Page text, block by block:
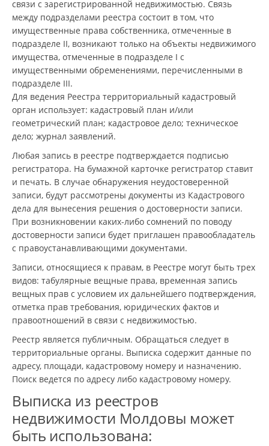
связи с зарегистрированной недвижимостью. Связь
между подразделами реестра состоит в том, что
имущественные права собственника, отмеченные в
подразделе II, возникают только на объекты недвижимого
имущества, отмеченные в подразделе I с
имущественными обременениями, перечисленными в
подразделе III.
Для ведения Реестра территориальный кадастровый
орган использует: кадастровый план и/или
геометрический план; кадастровое дело; техническое
дело; журнал заявлений.
Любая запись в реестре подтверждается подписью
регистратора. На бумажной карточке регистратор ставит
и печать. В случае обнаружения неудостоверенной
записи, будут рассмотрены документы из Кадастрового
дела для вынесения решения о достоверности записи.
При возникновении каких-либо сомнений по поводу
достоверности записи будет приглашен правообладатель
с правоустанавливающими документами.
Записи, относящиеся к правам, в Реестре могут быть трех
видов: табулярные вещные права, временная запись
вещных прав с условием их дальнейшего подтверждения,
отметка прав требования, юридических фактов и
правоотношений в связи с недвижимостью.
Реестр является публичным. Обращаться следует в
территориальные органы. Выписка содержит данные по
адресу, площади, кадастровому номеру и назначению.
Поиск ведется по адресу либо кадастровому номеру.
Выписка из реестров
недвижимости Молдовы может
быть использована: